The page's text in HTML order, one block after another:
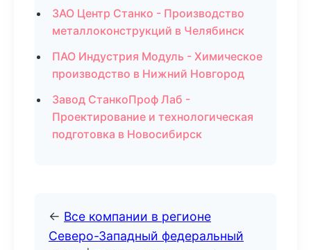
ЗАО Центр Станко - Производство
металлоконструкций в Челябинск
ПАО Индустрия Модуль - Химическое
производство в Нижний Новгород
Завод СтанкоПроф Лаб -
Проектирование и технологическая
подготовка в Новосибирск
← Все компании в регионе
Северо-Западный федеральный